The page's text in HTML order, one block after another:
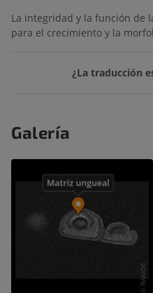
La integridad y la función de
para el crecimiento y la
¿La traducción
Galería